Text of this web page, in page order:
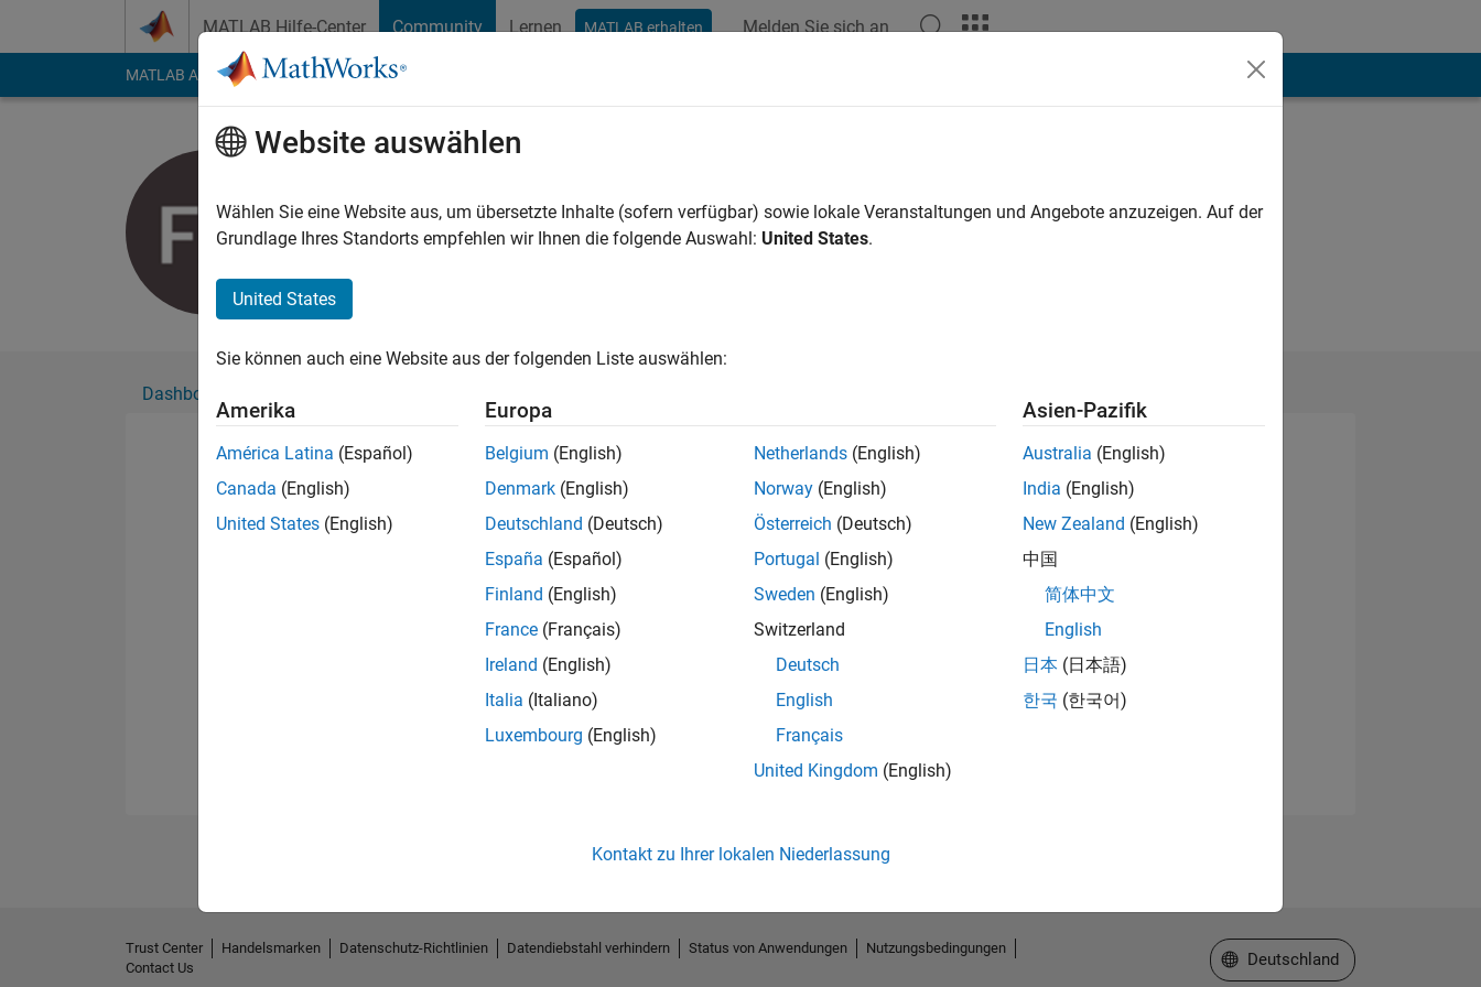
MATLAB Hilfe-Center Community Lernen MATLAB erhalten Melden Sie sich an
MATLAB Answers File Exchange Cody
Aktiv seit 2019
Followers:0 Following:0
Dashboard
Please to endorse this person in a skill
No Endorsements received
Website auswählen
Wählen Sie eine Website aus, um übersetzte Inhalte (sofern verfügbar) sowie lokale Veranstaltungen und Angebote anzuzeigen. Auf der
Grundlage Ihres Standorts empfehlen wir Ihnen die folgende Auswahl: United States.
United States
Sie können auch eine Website aus der folgenden Liste auswählen:
Amerika
América Latina (Español)
Canada (English)
United States (English)
Europa
Belgium (English)
Denmark (English)
Deutschland (Deutsch)
España (Español)
Finland (English)
France (Français)
Ireland (English)
Italia (Italiano)
Luxembourg (English)
Netherlands (English)
Norway (English)
Österreich (Deutsch)
Portugal (English)
Sweden (English)
Switzerland
Deutsch
English
Français
United Kingdom (English)
Asien-Pazifik
Australia (English)
India (English)
New Zealand (English)
中国
简体中文
English
日本 (日本語)
한국 (한국어)
Kontakt zu Ihrer lokalen Niederlassung
Trust Center Handelsmarken Datenschutz-Richtlinien Datendiebstahl verhindern Status von Anwendungen
Nutzungsbedingungen
Contact Us
Website auswählen
Deutschland